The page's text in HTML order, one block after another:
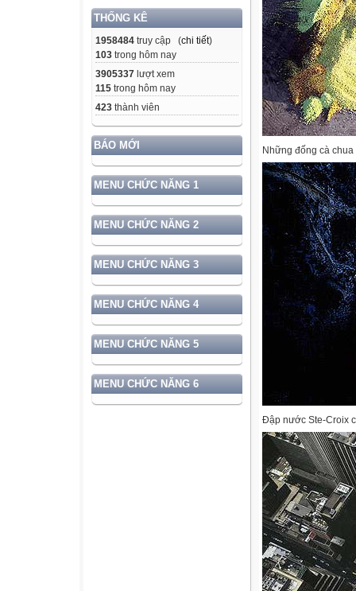
THỐNG KÊ
1958484 truy cập (chi tiết)
103 trong hôm nay
3905337 lượt xem
115 trong hôm nay
423 thành viên
BÁO MỚI
MENU CHỨC NĂNG 1
MENU CHỨC NĂNG 2
MENU CHỨC NĂNG 3
MENU CHỨC NĂNG 4
MENU CHỨC NĂNG 5
MENU CHỨC NĂNG 6
Những đống cà
Đập nước Ste-Croix